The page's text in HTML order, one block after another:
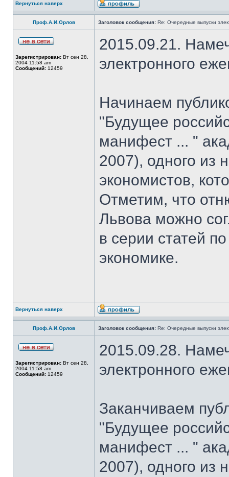
Вернуться наверх
Проф.А.И.Орлов Заголовок сообщения: Re: Очередные выпуски
Зарегистрирован: Вт сен 28,
2004 11:58 am
Сообщений: 12459
2015.09.21.
электронного
Начинаем
"Будущее
манифест ... "
2007), одного из
экономистов,
Отметим, что
Львова можно
в серии статей
экономике.
Вернуться наверх
Проф.А.И.Орлов Заголовок сообщения: Re: Очередные выпуски
Зарегистрирован: Вт сен 28,
2004 11:58 am
Сообщений: 12459
2015.09.28.
электронного
Заканчиваем
"Будущее
манифест ... "
2007), одного из